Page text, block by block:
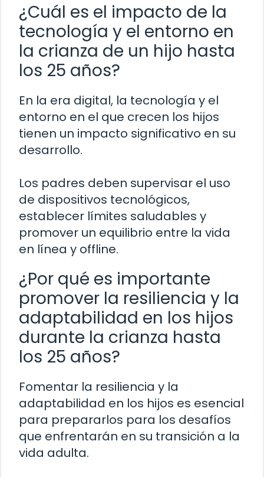
¿Cuál es el impacto de la
tecnología y el entorno en
la crianza de un hijo hasta
los 25 años?
En la era digital, la tecnología y el
entorno en el que crecen los hijos
tienen un impacto significativo en su
desarrollo.
Los padres deben supervisar el uso
de dispositivos tecnológicos,
establecer límites saludables y
promover un equilibrio entre la vida
en línea y offline.
¿Por qué es importante
promover la resiliencia y la
adaptabilidad en los hijos
durante la crianza hasta
los 25 años?
Fomentar la resiliencia y la
adaptabilidad en los hijos es esencial
para prepararlos para los desafíos
que enfrentarán en su transición a la
vida adulta.